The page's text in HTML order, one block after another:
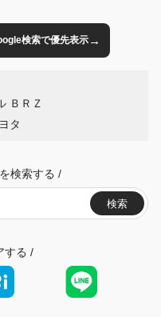
検索で優先表示→
ＢＲＺ
タ
検索する /
検索
する /